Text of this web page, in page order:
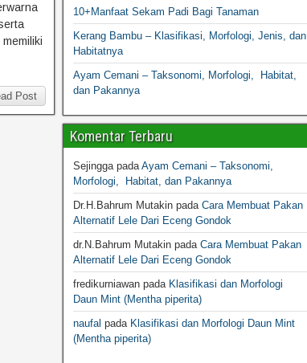
Post
10+Manfaat Sekam Padi Bagi Tanaman
Kerang Bambu – Klasifikasi, Morfologi, Jenis, dan
Habitatnya
Ayam Cemani – Taksonomi, Morfologi, Habitat,
dan Pakannya
Komentar Terbaru
SejinggapadaAyam Cemani – Taksonomi,
Morfologi, Habitat, dan Pakannya
Dr.H.Bahrum Mutakinpada Cara Membuat Pakan
Alternatif Lele Dari Eceng Gondok
dr.N.Bahrum Mutakinpada Cara Membuat Pakan
Alternatif Lele Dari Eceng Gondok
fredikurniawanpada Klasifikasi dan Morfologi
Daun Mint (Mentha piperita)
naufal pada Klasifikasi dan Morfologi Daun Mint
(Mentha piperita)